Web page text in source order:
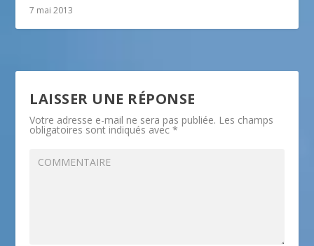
7 mai 2013
LAISSER UNE RÉPONSE
Votre adresse e-mail ne sera pas publiée. Les champs
obligatoires sont indiqués avec*